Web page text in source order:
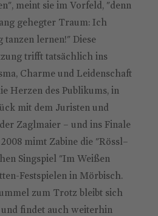
meint sie im Vorfeld, "denn
gehegter Traum: Ich
lernen!" Diese
trifft tatsächlich ins
Charme und Leidenschaft
Herzen des Publikums, in
mit dem Juristen und
Zaglmaier – und ins Finale
mimt Zabine die "Rössl–
Singspiel "Im Weißen
Festspielen in Mörbisch.
zum Trotz bleibt sich
findet auch weiterhin